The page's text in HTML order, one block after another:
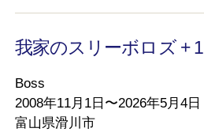
我家のスリーボロズ + 1
Boss
2008年11月1日〜2026年5月4日
富山県滑川市